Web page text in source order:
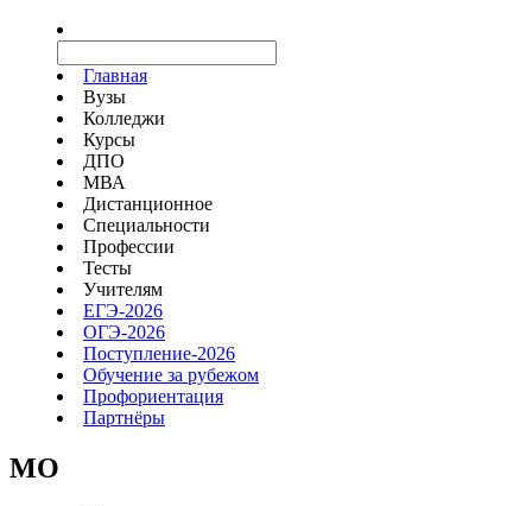
Главная
Вузы
Колледжи
Курсы
ДПО
МВА
Дистанционное
Специальности
Профессии
Тесты
Учителям
ЕГЭ-2026
ОГЭ-2026
Поступление-2026
Обучение за рубежом
Профориентация
Партнёры
MO